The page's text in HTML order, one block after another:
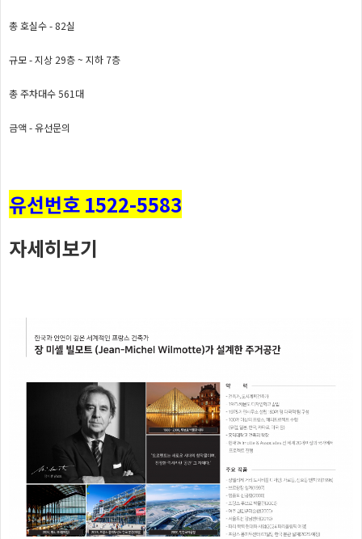
총 호실수 - 82실
규모 - 지상 29층 ~ 지하 7층
총 주차대수 561대
금액 - 유선문의
유선번호 1522-5583
자세히보기